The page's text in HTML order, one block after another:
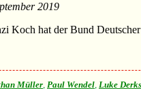
2019
Koch hat der Bund
Müller, Paul Wendel, Luke